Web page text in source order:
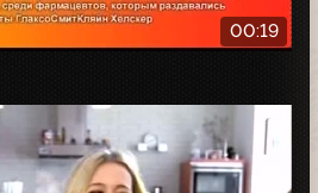
00:19